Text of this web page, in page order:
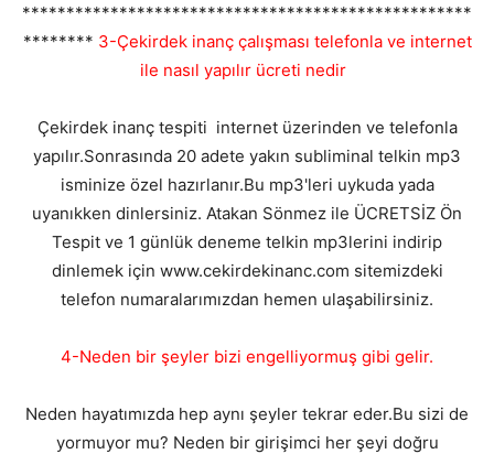
***************************************************
******** 3-Çekirdek inanç çalışması telefonla ve internet
ile nasıl yapılır ücreti nedir
Çekirdek inanç tespiti internet üzerinden ve telefonla
yapılır.Sonrasında 20 adete yakın subliminal telkin mp3
isminize özel hazırlanır.Bu mp3'leri uykuda yada
uyanıkken dinlersiniz. Atakan Sönmez ile ÜCRETSİZ Ön
Tespit ve 1 günlük deneme telkin mp3lerini indirip
dinlemek için www.cekirdekinanc.com sitemizdeki
telefon numaralarımızdan hemen ulaşabilirsiniz.
4-Neden bir şeyler bizi engelliyormuş gibi gelir.
Neden hayatımızda hep aynı şeyler tekrar eder.Bu sizi de
yormuyor mu? Neden bir girişimci her şeyi doğru